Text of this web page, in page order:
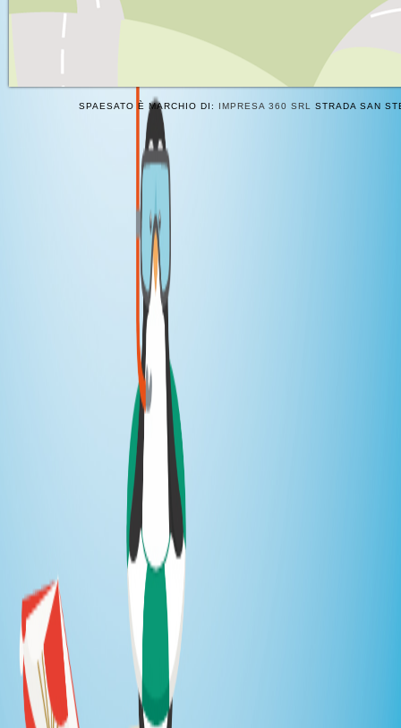
SPAESATO È MARCHIO DI: IMPRESA 360 SRL STRADA SAN